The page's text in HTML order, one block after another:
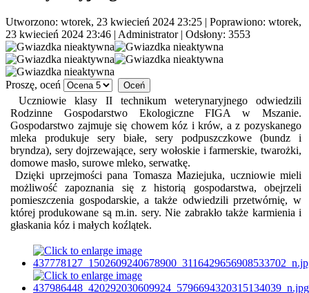
Utworzono: wtorek, 23 kwiecień 2024 23:25 | Poprawiono: wtorek,
23 kwiecień 2024 23:46 | Administrator| Odsłony: 3553
Proszę, oceń
Uczniowie klasy II technikum weterynaryjnego odwiedzili
Rodzinne Gospodarstwo Ekologiczne FIGA w Mszanie.
Gospodarstwo zajmuje się chowem kóz i krów, a z pozyskanego
mleka produkuje sery białe, sery podpuszczkowe (bundz i
bryndza), sery dojrzewające, sery wołoskie i farmerskie, twarożki,
domowe masło, surowe mleko, serwatkę.
Dzięki uprzejmości pana Tomasza Maziejuka, uczniowie mieli
możliwość zapoznania się z historią gospodarstwa, obejrzeli
pomieszczenia gospodarskie, a także odwiedzili przetwórnię, w
której produkowane są m.in. sery. Nie zabrakło także karmienia i
głaskania kóz i małych koźlątek.